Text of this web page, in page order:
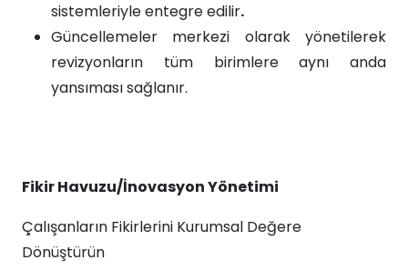
sistemleriyle entegre edilir.
Güncellemeler merkezi olarak yönetilerek
revizyonların tüm birimlere aynı anda
yansıması sağlanır.
Fikir Havuzu/İnovasyon Yönetimi
Çalışanların Fikirlerini Kurumsal Değere
Dönüştürün